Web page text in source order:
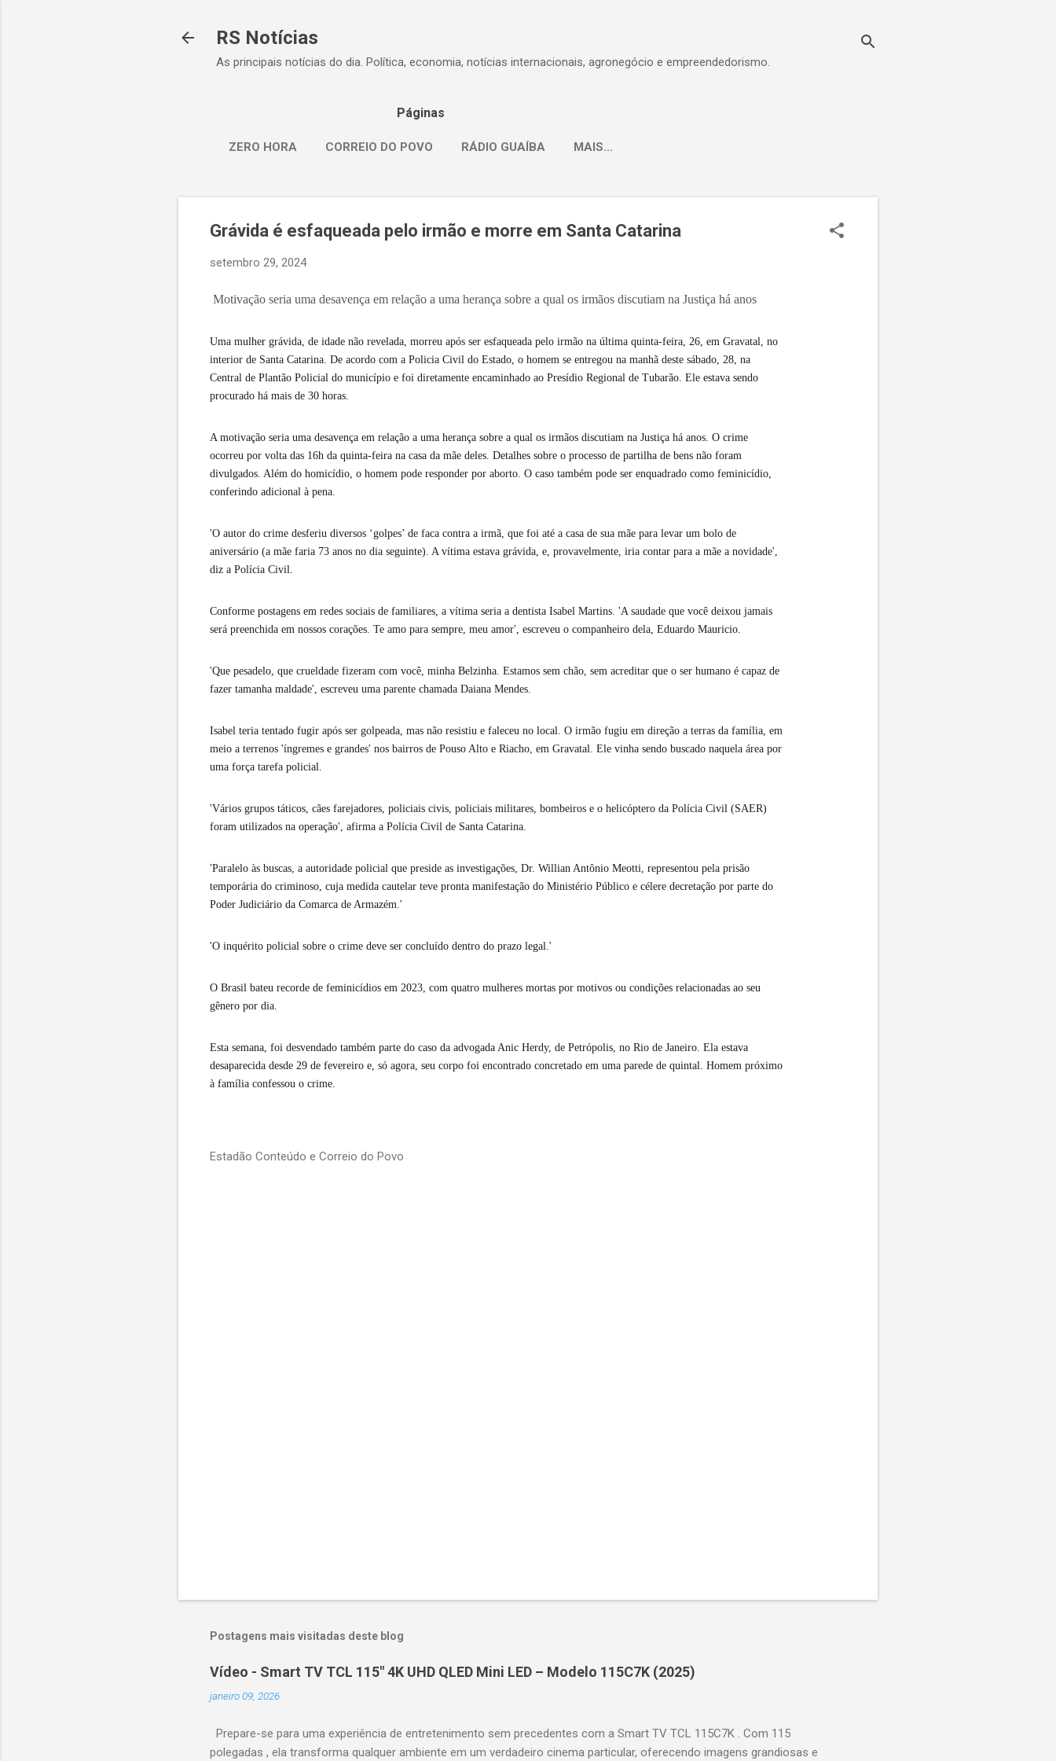
RS Notícias
As principais notícias do dia. Política, economia, notícias internacionais, agronegócio e empreendedorismo.
Páginas
ZERO HORA CORREIO DO POVO RÁDIO GUAÍBA MAIS…
Grávida é esfaqueada pelo irmão e morre em Santa Catarina
setembro 29, 2024
Motivação seria uma desavença em relação a uma herança sobre a qual os irmãos discutiam na Justiça há anos
Uma mulher grávida, de idade não revelada, morreu após ser esfaqueada pelo irmão na última quinta-feira, 26, em Gravatal, no
interior de Santa Catarina. De acordo com a Policia Civil do Estado, o homem se entregou na manhã deste sábado, 28, na
Central de Plantão Policial do município e foi diretamente encaminhado ao Presídio Regional de Tubarão. Ele estava sendo
procurado há mais de 30 horas.
A motivação seria uma desavença em relação a uma herança sobre a qual os irmãos discutiam na Justiça há anos. O crime
ocorreu por volta das 16h da quinta-feira na casa da mãe deles. Detalhes sobre o processo de partilha de bens não foram
divulgados. Além do homicídio, o homem pode responder por aborto. O caso também pode ser enquadrado como feminicídio,
conferindo adicional à pena.
'O autor do crime desferiu diversos ‘golpes’ de faca contra a irmã, que foi até a casa de sua mãe para levar um bolo de
aniversário (a mãe faria 73 anos no dia seguinte). A vítima estava grávida, e, provavelmente, iria contar para a mãe a novidade',
diz a Polícia Civil.
Conforme postagens em redes sociais de familiares, a vítima seria a dentista Isabel Martins. 'A saudade que você deixou jamais
será preenchida em nossos corações. Te amo para sempre, meu amor', escreveu o companheiro dela, Eduardo Mauricio.
'Que pesadelo, que crueldade fizeram com você, minha Belzinha. Estamos sem chão, sem acreditar que o ser humano é capaz de
fazer tamanha maldade', escreveu uma parente chamada Daiana Mendes.
Isabel teria tentado fugir após ser golpeada, mas não resistiu e faleceu no local. O irmão fugiu em direção a terras da família, em
meio a terrenos 'íngremes e grandes' nos bairros de Pouso Alto e Riacho, em Gravatal. Ele vinha sendo buscado naquela área por
uma força tarefa policial.
'Vários grupos táticos, cães farejadores, policiais civis, policiais militares, bombeiros e o helicóptero da Polícia Civil (SAER)
foram utilizados na operação', afirma a Polícia Civil de Santa Catarina.
'Paralelo às buscas, a autoridade policial que preside as investigações, Dr. Willian Antônio Meotti, representou pela prisão
temporária do criminoso, cuja medida cautelar teve pronta manifestação do Ministério Público e célere decretação por parte do
Poder Judiciário da Comarca de Armazém.'
'O inquérito policial sobre o crime deve ser concluído dentro do prazo legal.'
O Brasil bateu recorde de feminicídios em 2023, com quatro mulheres mortas por motivos ou condições relacionadas ao seu
gênero por dia.
Esta semana, foi desvendado também parte do caso da advogada Anic Herdy, de Petrópolis, no Rio de Janeiro. Ela estava
desaparecida desde 29 de fevereiro e, só agora, seu corpo foi encontrado concretado em uma parede de quintal. Homem próximo
à família confessou o crime.
Estadão Conteúdo e Correio do Povo
Postagens mais visitadas deste blog
Vídeo - Smart TV TCL 115" 4K UHD QLED Mini LED – Modelo 115C7K (2025)
janeiro 09, 2026
Prepare-se para uma experiência de entretenimento sem precedentes com a Smart TV TCL 115C7K . Com 115
polegadas , ela transforma qualquer ambiente em um verdadeiro cinema particular, oferecendo imagens grandiosas e